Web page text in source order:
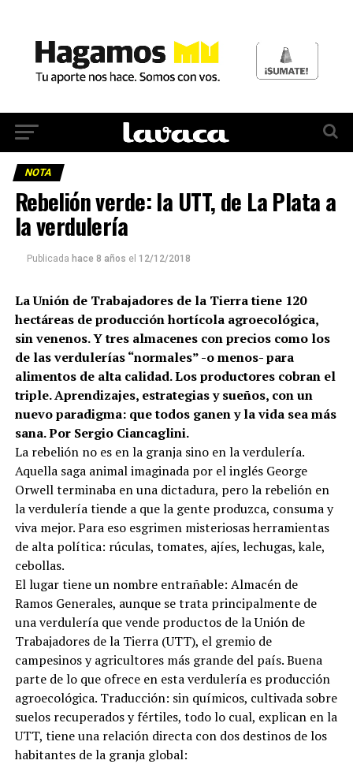
NOTA
Rebelión verde: la UTT, de La Plata a
la verdulería
Publicada hace 8 años el 12/12/2018
La Unión de Trabajadores de la Tierra tiene 120
hectáreas de producción hortícola agroecológica,
sin venenos. Y tres almacenes con precios como los
de las verdulerías “normales” -o menos- para
alimentos de alta calidad. Los productores cobran el
triple. Aprendizajes, estrategias y sueños, con un
nuevo paradigma: que todos ganen y la vida sea más
sana. Por Sergio Ciancaglini.
La rebelión no es en la granja sino en la verdulería.
Aquella saga animal imaginada por el inglés George
Orwell terminaba en una dictadura, pero la rebelión en
la verdulería tiende a que la gente produzca, consuma y
viva mejor. Para eso esgrimen misteriosas herramientas
de alta política: rúculas, tomates, ajíes, lechugas, kale,
cebollas.
El lugar tiene un nombre entrañable: Almacén de
Ramos Generales, aunque se trata principalmente de
una verdulería que vende productos de la Unión de
Trabajadores de la Tierra (UTT), el gremio de
campesinos y agricultores más grande del país. Buena
parte de lo que ofrece en esta verdulería es producción
agroecológica. Traducción: sin químicos, cultivada sobre
suelos recuperados y fértiles, todo lo cual, explican en la
UTT, tiene una relación directa con dos destinos de los
habitantes de la granja global: